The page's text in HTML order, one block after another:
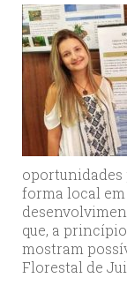
oportunidades
forma local
que, a
mostram
Florestal de